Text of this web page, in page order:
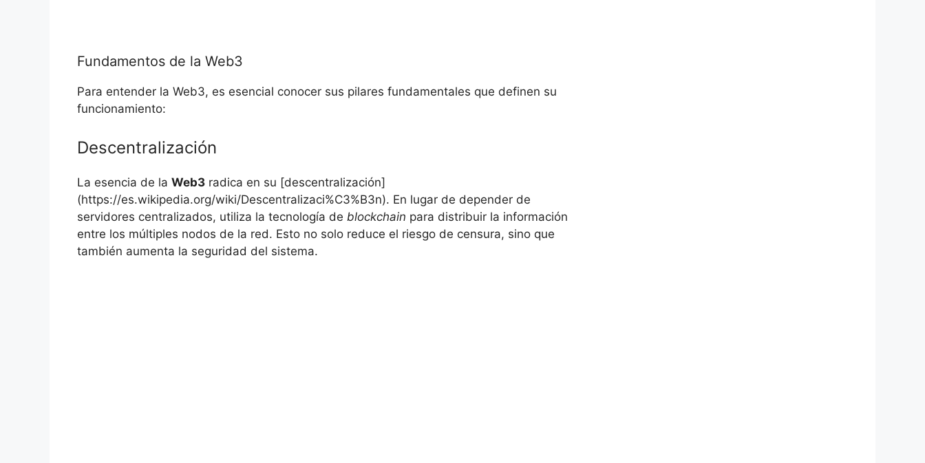
Fundamentos‌ de la Web3
Para entender la Web3, es esencial conocer sus pilares fundamentales que definen su
funcionamiento:
Descentralización
La esencia de la Web3 radica en su [descentralización]
(https://es.wikipedia.org/wiki/Descentralizaci%C3%B3n). En‌ lugar de depender de
servidores‍ centralizados, utiliza la tecnología ​de‌ blockchain para distribuir la información
entre los múltiples nodos de la red. Esto no ⁣solo reduce ​el riesgo de censura, sino que
también aumenta⁣ la seguridad del⁢ sistema.